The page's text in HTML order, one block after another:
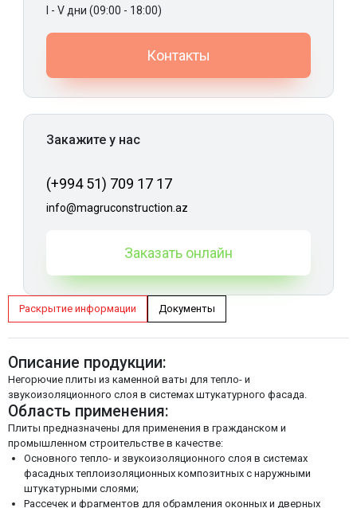
I - V дни (09:00 - 18:00)
Контакты
Закажите у нас
(+994 51) 709 17 17
info@magruconstruction.az
Заказать онлайн
Раскрытие информации Документы
Описание продукции:
Негорючие плиты из каменной ваты для тепло- и
звукоизоляционного слоя в системах штукатурного фасада.
Область применения:
Плиты предназначены для применения в гражданском и
промышленном строительстве в качестве:
Основного тепло- и звукоизоляционного слоя в системах
фасадных теплоизоляционных композитных с наружными
штукатурными слоями;
Рассечек и фрагментов для обрамления оконных и дверных